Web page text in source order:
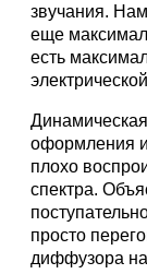
звучания.
еще
есть
Динамическая
оформления
плохо
спектра.
просто
диффузора